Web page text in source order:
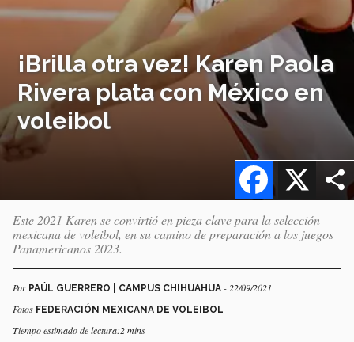
¡Brilla otra vez! Karen Paola
Rivera plata con México en
voleibol
X
Facebook
Este 2021 Karen se convirtió en pieza clave para la selección
mexicana de voleibol, en su camino de preparación a los juegos
Panamericanos 2023.
Por PAÚL GUERRERO | CAMPUS CHIHUAHUA - 22/09/2021
Fotos FEDERACIÓN MEXICANA DE VOLEIBOL
Tiempo estimado de lectura:2 mins